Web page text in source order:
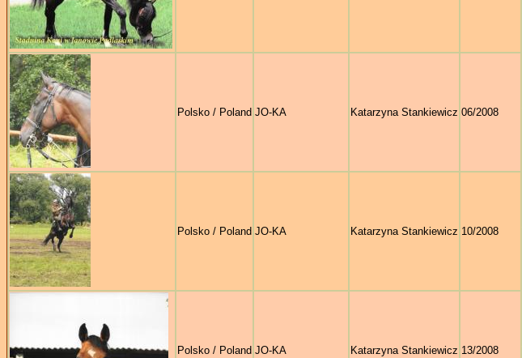
Polsko / Poland JO-KA Katarzyna Stankiewicz 06/2008
Polsko / Poland JO-KA Katarzyna Stankiewicz 10/2008
Polsko / Poland JO-KA Katarzyna Stankiewicz 13/2008